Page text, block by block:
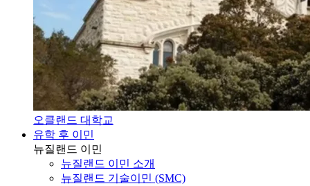
오클랜드 대학교
유학 후 이민
뉴질랜드 이민
뉴질랜드 이민 소개
뉴질랜드 기술이민 (SMC)
고용주 인증 워크비자 (AEWV)